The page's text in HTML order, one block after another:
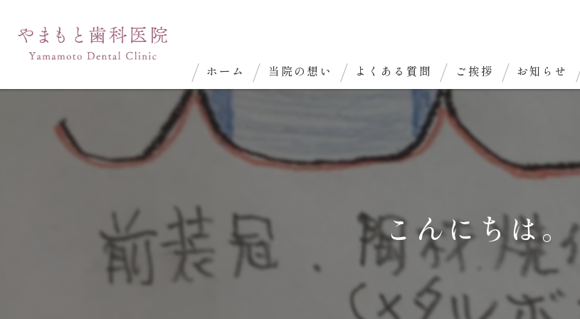
ホーム 当院の想い よくある質問 ご挨拶 お知らせ
こんにちは。